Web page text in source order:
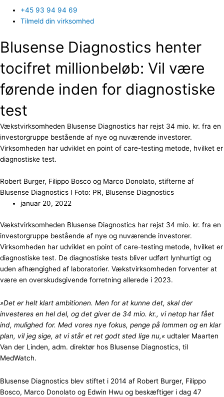
+45 93 94 94 69
Tilmeld din virksomhed
Blusense Diagnostics henter
tocifret millionbeløb: Vil være
førende inden for diagnostiske
test
Vækstvirksomheden Blusense Diagnostics har rejst 34 mio. kr. fra en
investorgruppe bestående af nye og nuværende investorer.
Virksomheden har udviklet en point of care-testing metode, hvilket er
diagnostiske test.
Robert Burger, Filippo Bosco og Marco Donolato, stifterne af
Blusense Diagnostics I Foto: PR, Blusense Diagnostics
januar 20, 2022
Vækstvirksomheden Blusense Diagnostics har rejst 34 mio. kr. fra en
investorgruppe bestående af nye og nuværende investorer.
Virksomheden har udviklet en point of care-testing metode, hvilket er
diagnostiske test. De diagnostiske tests bliver udført lynhurtigt og
uden afhængighed af laboratorier. Vækstvirksomheden forventer at
være en overskudsgivende forretning allerede i 2023.
»Det er helt klart ambitionen. Men for at kunne det, skal der
investeres en hel del, og det giver de 34 mio. kr., vi netop har fået
ind, mulighed for. Med vores nye fokus, penge på lommen og en klar
plan, vil jeg sige, at vi står et ret godt sted lige nu,« udtaler Maarten
Van der Linden, adm. direktør hos Blusense Diagnostics, til
MedWatch.
Blusense Diagnostics blev stiftet i 2014 af Robert Burger, Filippo
Bosco, Marco Donolato og Edwin Hwu og beskæftiger i dag 47